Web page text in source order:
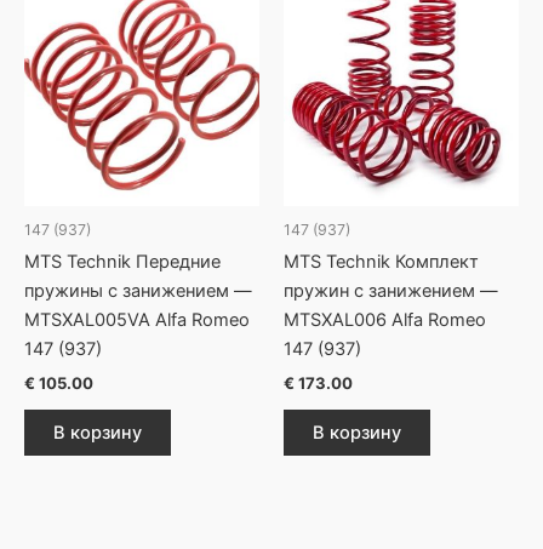
147 (937)
MTS Technik Передние
пружины с занижением —
MTSXAL005VA Alfa Romeo
147 (937)
€ 105.00
В корзину
147 (937)
MTS Technik Комплект
пружин с занижением —
MTSXAL006 Alfa Romeo
147 (937)
€ 173.00
В корзину